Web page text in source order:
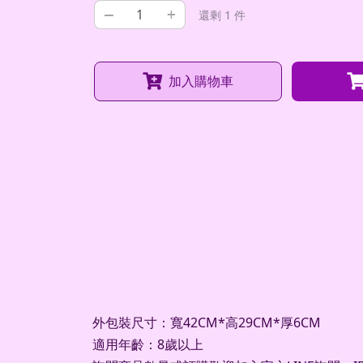
– + 還剩 1 件
加入購物車
外包裝尺寸：寬42CM*高29CM*厚6CM
適用年齡：8歲以上